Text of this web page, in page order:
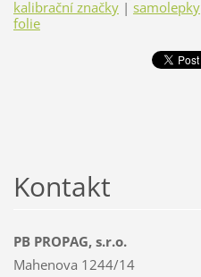
kalibrační značky | samolepky
folie
Kontakt
PB PROPAG, s.r.o.
Mahenova 1244/14